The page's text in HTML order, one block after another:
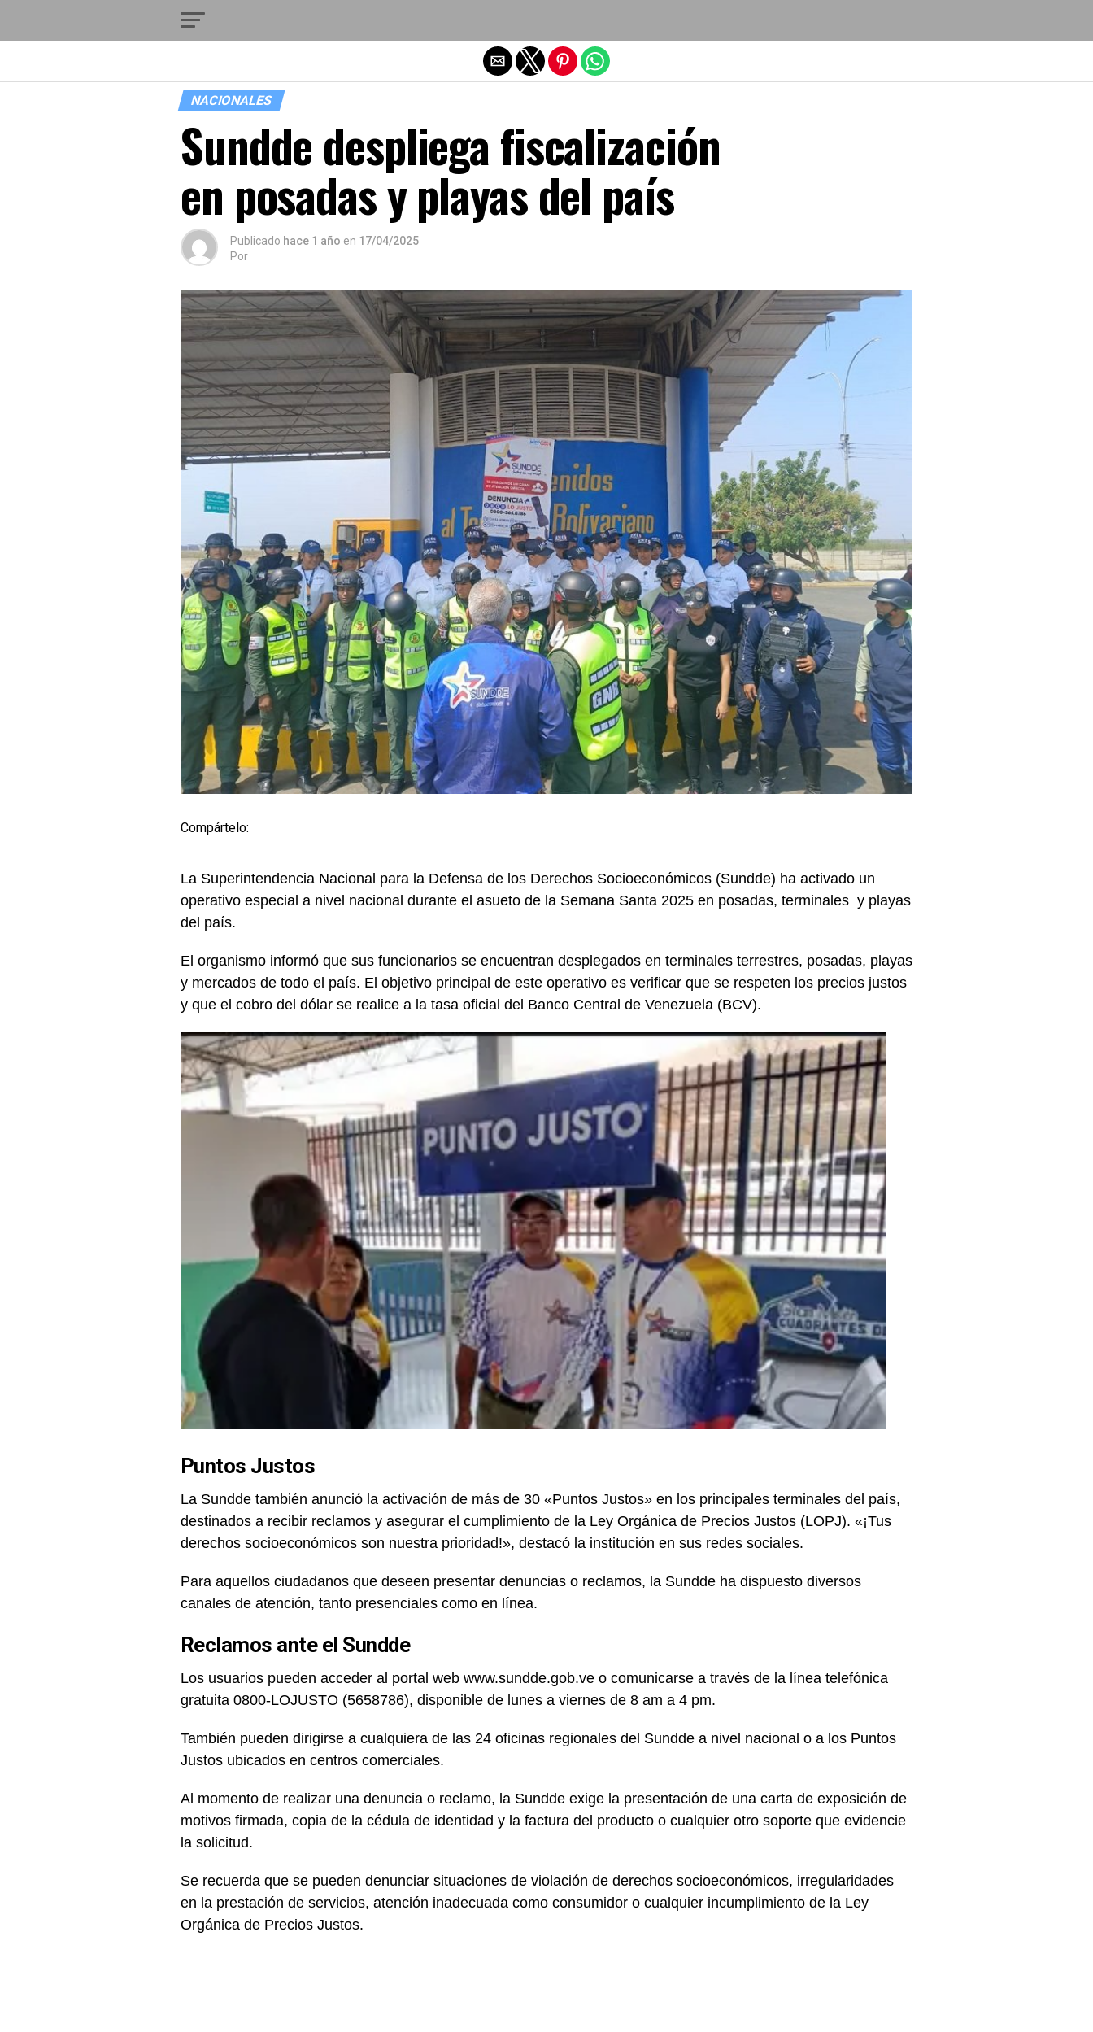
NACIONALES
Sundde despliega fiscalización
en posadas y playas del país
Publicado hace 1 año en 17/04/2025
Por
Compártelo:
La Superintendencia Nacional para la Defensa de los Derechos Socioeconómicos (Sundde) ha activado un
operativo especial a nivel nacional durante el asueto de la Semana Santa 2025 en posadas, terminales y playas
del país.
El organismo informó que sus funcionarios se encuentran desplegados en terminales terrestres, posadas, playas
y mercados de todo el país. El objetivo principal de este operativo es verificar que se respeten los precios justos
y que el cobro del dólar se realice a la tasa oficial del Banco Central de Venezuela (BCV).
Puntos Justos
La Sundde también anunció la activación de más de 30 «Puntos Justos» en los principales terminales del país,
destinados a recibir reclamos y asegurar el cumplimiento de la Ley Orgánica de Precios Justos (LOPJ). «¡Tus
derechos socioeconómicos son nuestra prioridad!», destacó la institución en sus redes sociales.
Para aquellos ciudadanos que deseen presentar denuncias o reclamos, la Sundde ha dispuesto diversos
canales de atención, tanto presenciales como en línea.
Reclamos ante el Sundde
Los usuarios pueden acceder al portal web www.sundde.gob.ve o comunicarse a través de la línea telefónica
gratuita 0800-LOJUSTO (5658786), disponible de lunes a viernes de 8 am a 4 pm.
También pueden dirigirse a cualquiera de las 24 oficinas regionales del Sundde a nivel nacional o a los Puntos
Justos ubicados en centros comerciales.
Al momento de realizar una denuncia o reclamo, la Sundde exige la presentación de una carta de exposición de
motivos firmada, copia de la cédula de identidad y la factura del producto o cualquier otro soporte que evidencie
la solicitud.
Se recuerda que se pueden denunciar situaciones de violación de derechos socioeconómicos, irregularidades
en la prestación de servicios, atención inadecuada como consumidor o cualquier incumplimiento de la Ley
Orgánica de Precios Justos.